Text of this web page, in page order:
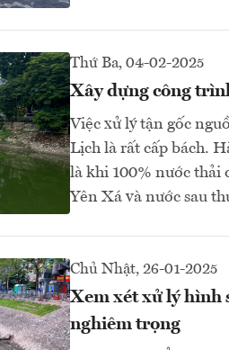
Thứ Ba, 04-02-2025
Xây dựng công
Việc xử lý tận gốc
Lịch là rất cấp bách.
là khi 100% nước thải
Yên Xá và nước sau
Chủ Nhật, 26-01-2025
Xem xét xử lý hình
nghiêm trọng